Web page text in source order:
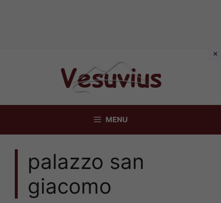
MENU
palazzo san
giacomo